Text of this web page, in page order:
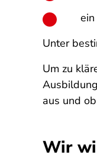
Unter
Um zu
aus und
Wir